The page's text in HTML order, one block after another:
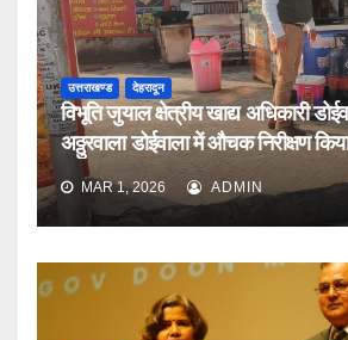
उत्तराखण्ड देहरादून
विभूति जुयाल क्षेत्रीय खाद्य अधिकारी
अठ्ठुरवाला डोईवाला में औचक निरीक्षण
MAR 1, 2026 ADMIN